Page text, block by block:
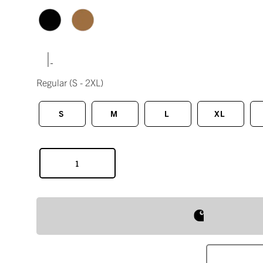
|
Regular (S - 2XL)
S M L XL